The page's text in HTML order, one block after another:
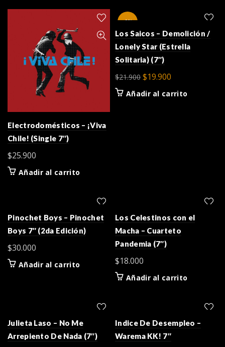
era:
es:
Electrodomésticos – ¡Viva
Chile! (Single 7″)
$25.900
Añadir al carrito
-9%
Los Saicos – Demolición /
Lonely Star (Estrella
Solitaria) (7″)
$21.900 El
precio
$19.900
precio
Añadir al carrito
Pinochet Boys – Pinochet
Boys 7″ (2da Edición)
$30.000
Añadir al carrito
Los Celestinos con el
Macha – Cuarteto
Pandemia (7″)
$18.000
Añadir al carrito
Julieta Laso – No Me
Arrepiento De Nada (7″)
Indice De Desempleo –
Warema KK! 7″